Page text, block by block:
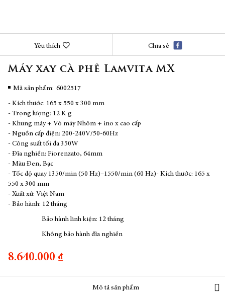
phần
đầu
thư
Yêu thích Chia sẻ
Máy xay cà phê Lamvita MX
Mã sản phẩm 6002517
- Kích thước: 165 x 550 x 300 mm
- Trọng lượng: 12 K g
- Khung máy + Vỏ máy Nhôm + ino x cao cấp
- Nguồn cấp điện: 200-240V/50-60Hz
- Công suất tối đa 350W
- Đĩa nghiền: Fiorenzato, 64mm
- Màu Đen, Bạc
- Tốc độ quay 1350/min (50 Hz)–1550/min (60 Hz)- Kích thước: 165 x
550 x 300 mm
- Xuất xứ: Việt Nam
- Bảo hành: 12 tháng
Bảo hành linh kiện: 12 tháng
Không bảo hành đĩa nghiền
8.640.000 ₫
Mô tả sản phẩm